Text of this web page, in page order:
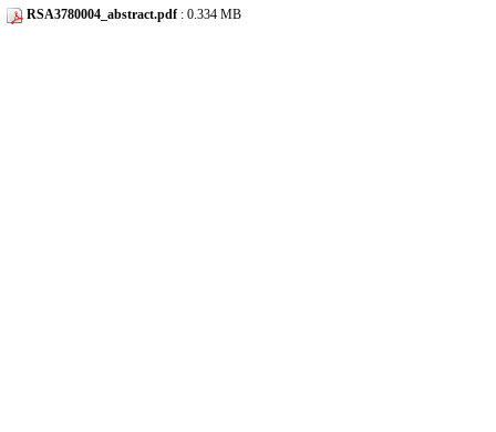
RSA3780004_abstract.pdf : 0.334 MB